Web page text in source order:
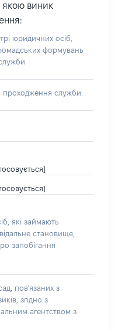
якою виник
юридичних осіб,
формувань
проходження служби:
які займають
становище,
запобігання
пов'язаних з
згідно з
агентством з